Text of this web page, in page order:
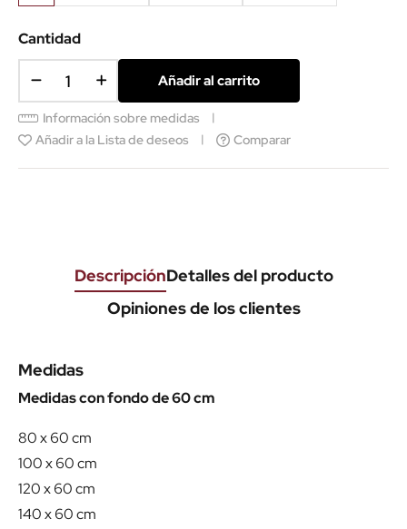
Cantidad
Añadir al carrito
Información sobre medidas
Añadir a la Lista de deseos
Comparar
DescripciónDetalles del producto
Opiniones de los clientes
Medidas
Medidas con fondo de 60 cm
80 x 60 cm
100 x 60 cm
120 x 60 cm
140 x 60 cm